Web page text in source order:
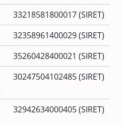
33218581800017 (SIRET)
32358961400029 (SIRET)
35260428400021 (SIRET)
30247504102485 (SIRET)
32942634000405 (SIRET)